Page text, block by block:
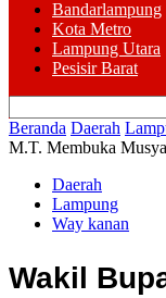
Bandarlampung
Kota Metro
Lampung Utara
Pesisir Barat
Beranda Daerah
M.T. Membuka
Daerah
Lampung
Way kanan
Wakil